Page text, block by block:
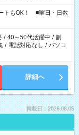
トもOK！ ■曜日・日数
/ 40～50代活躍中 / 副
/ 電話対応なし / パソコ
詳細へ
掲載日：2026.08.05